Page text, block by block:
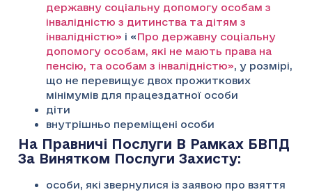
державну соціальну допомогу особам з
інвалідністю з дитинства та дітям з
інвалідністю» і «Про державну соціальну
допомогу особам, які не мають права на
пенсію, та особам з інвалідністю», у розмірі,
що не перевищує двох прожиткових
мінімумів для працездатної особи
діти
внутрішньо переміщені особи
На Правничі Послуги В Рамках БВПД
За Винятком Послуги Захисту:
особи, які звернулися із заявою про взяття